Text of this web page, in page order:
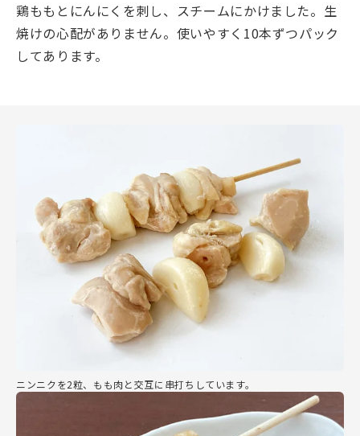
鶏ももとにんにくを刺し、スチームにかけました。生
焼けの心配がありません。使いやすく10本ずつパック
してあります。
ニンニクを2粒、もも肉と交互に串打ちしています。